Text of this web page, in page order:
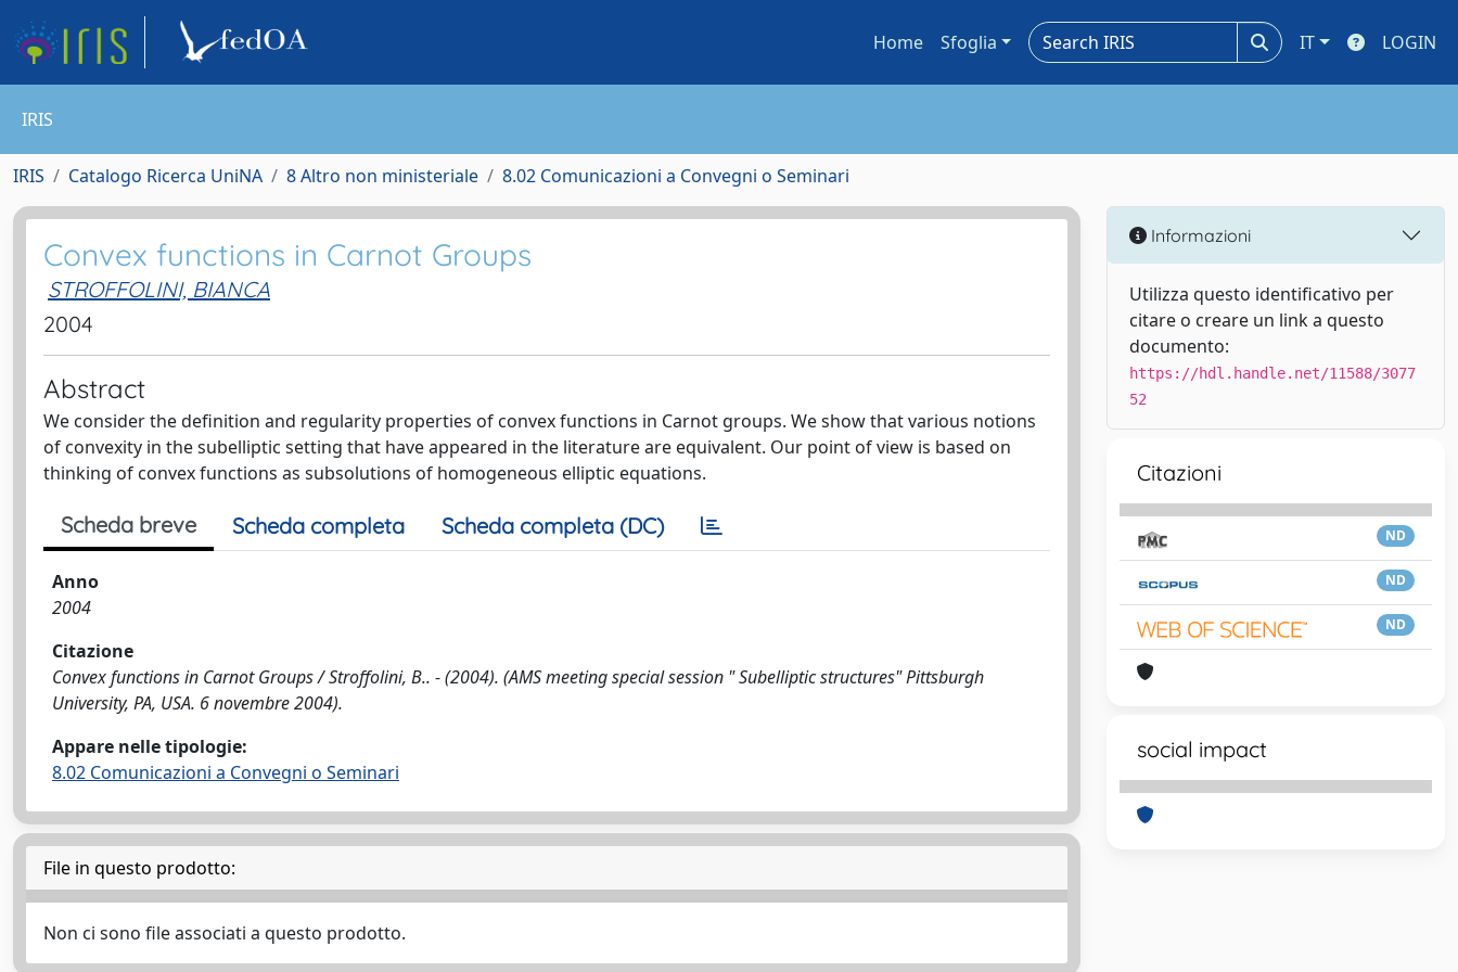
Home Sfoglia IT LOGIN
IRIS
IRIS Catalogo Ricerca UniNA 8 Altro non ministeriale 8.02 Comunicazioni a Convegni o Seminari
Convex functions in Carnot Groups
STROFFOLINI, BIANCA
2004
Abstract
We consider the definition and regularity properties of convex functions in Carnot groups. We show that various notions
of convexity in the subelliptic setting that have appeared in the literature are equivalent. Our point of view is based on
thinking of convex functions as subsolutions of homogeneous elliptic equations.
Scheda breve Scheda completa Scheda completa (DC)
Anno
2004
Citazione
Convex functions in Carnot Groups / Stroffolini, B.. - (2004). (AMS meeting special session " Subelliptic structures" Pittsburgh
University, PA, USA. 6 novembre 2004).
Appare nelle tipologie:
8.02 Comunicazioni a Convegni o Seminari
File in questo prodotto:
Non ci sono file associati a questo prodotto.
Informazioni
Utilizza questo identificativo per
citare o creare un link a questo
documento:
https://hdl.handle.net/11588/3077
52
Citazioni
ND
ND
ND
social impact